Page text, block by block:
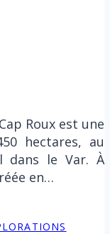
Roux est une
hectares, au
dans le Var. À
en…